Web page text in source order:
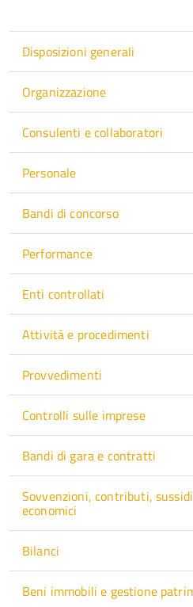
Disposizioni generali
Organizzazione
Consulenti e collaboratori
Personale
Bandi di concorso
Performance
Enti controllati
Attività e procedimenti
Provvedimenti
Controlli sulle imprese
Bandi di gara e contratti
Sovvenzioni, contributi,
economici
Bilanci
Beni immobili e gestione